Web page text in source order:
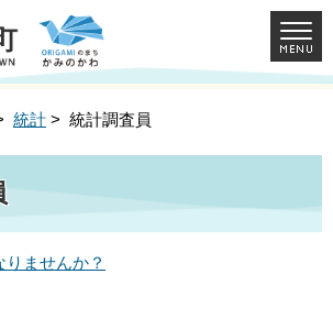
統計 > 統計調査員
ませんか？